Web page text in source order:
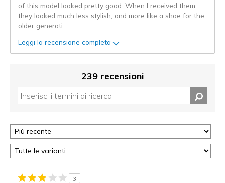
of this model looked pretty good. When I received them
they looked much less stylish, and more like a shoe for the
older generati
Leggi la recensione completa
239 recensioni
3